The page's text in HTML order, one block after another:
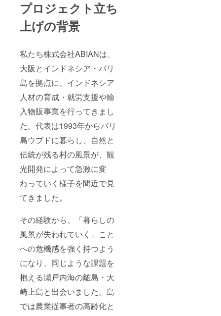
プロジェクト立ち
上げの背景
私たち株式会社ABIANは、
大阪とインドネシア・バリ
島を拠点に、インドネシア
人材の育成・就労支援や輸
入物販事業を行ってきまし
た。代表は1993年からバリ
島ウブドに暮らし、自然と
伝統が残る村の風景が、観
光開発によって急激に変
わっていく様子を間近で見
てきました。
その経験から、「暮らしの
風景が失われていく」こと
への危機感を強く持つよう
になり、同じような課題を
抱える瀬戸内海の離島・大
崎上島と出会いました。島
では農業従事者の高齢化と